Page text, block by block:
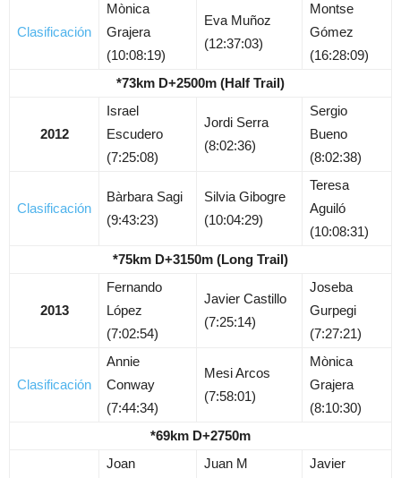
Clasificación
Mònica
Grajera
(10:08:19)
Eva Muñoz
(12:37:03)
Montse
Gómez
(16:28:09)
*73km D+2500m (Half Trail)
2012
Israel
Escudero
(7:25:08)
Jordi Serra
(8:02:36)
Sergio
Bueno
(8:02:38)
Clasificación
Bàrbara Sagi
(9:43:23)
Silvia Gibogre
(10:04:29)
Teresa
Aguiló
(10:08:31)
*75km D+3150m (Long Trail)
2013
Fernando
López
(7:02:54)
Javier Castillo
(7:25:14)
Joseba
Gurpegi
(7:27:21)
Clasificación
Annie
Conway
(7:44:34)
Mesi Arcos
(7:58:01)
Mònica
Grajera
(8:10:30)
*69km D+2750m
Joan
Juan M
Javier